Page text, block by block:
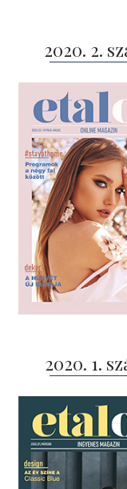
2020. 2.
2020. 1.